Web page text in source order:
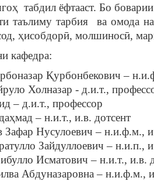
табдил ёфтааст. Бо
таълиму тарбия
ва омода
ҳисобдорӣ, молшиносӣ,
кафедра:
Қурбонбекович –
Холназар - д.и.т.,
– д.и.т., профессор
– н.и.т., и.в. дотсент
Зафар Нусулоевич – н.и.ф.м.,
Зайдуллоевич – н.и.п.,
Исматович – н.и.т., и.в.
Абдуназаровна – н.и.ф.м.,